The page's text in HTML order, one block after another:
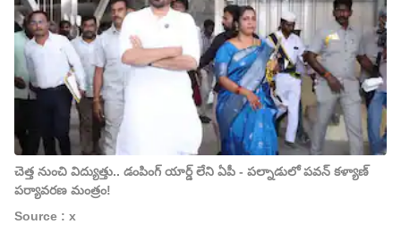
చెత్త నుంచి విద్యుత్తు.. డంపింగ్ యార్డ్ లేని ఏపీ - పల్నాడులో పవన్ కళ్యాణ్
పర్యావరణ మంత్రం!
Source : x